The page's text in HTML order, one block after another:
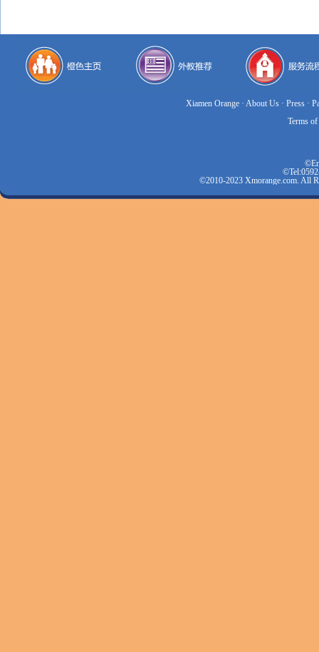
Xiamen Orange · About Us · Press ·
Terms
©2010-2023 Xmorange.com. All